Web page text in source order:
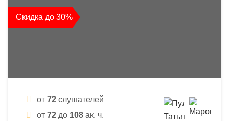
Скидка до 30%
от 72 слушателей
от 72 до 108 ак. ч.